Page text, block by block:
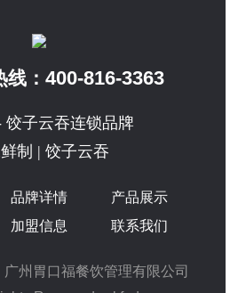
： 400-816-3363
饺子云吞连锁品牌
制 | 饺子云吞
品牌详情
产品展示
加盟信息 联系我们
州胃口福餐饮管理有限公司